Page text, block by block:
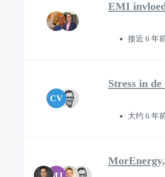
EMI
接近 6 年
CV
Stress in
大约 6 年